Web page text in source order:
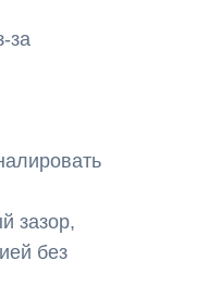
за
зазор,
без